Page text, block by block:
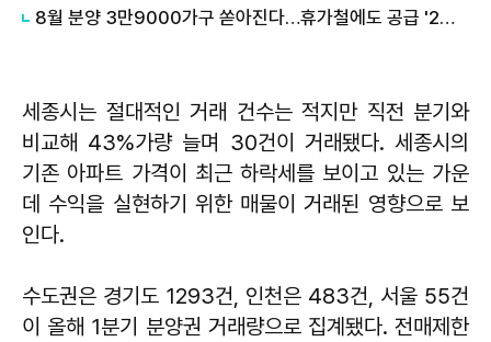
8월 분양 3만9000가구 쏟아진다…휴가철에도 공급 '2배' 급증
세종시는 절대적인 거래 건수는 적지만 직전 분기와
비교해 43%가량 늘며 30건이 거래됐다. 세종시의
기존 아파트 가격이 최근 하락세를 보이고 있는 가운
데 수익을 실현하기 위한 매물이 거래된 영향으로 보
인다.
수도권은 경기도 1293건, 인천은 483건, 서울 55건
이 올해 1분기 분양권 거래량으로 집계됐다. 전매제한